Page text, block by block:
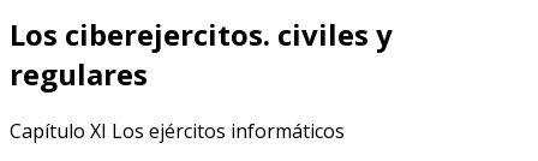
Los ciberejercitos. civiles y
regulares
Capítulo XI Los ejércitos informáticos